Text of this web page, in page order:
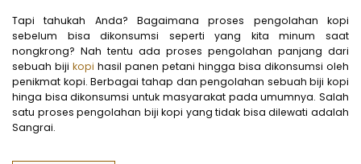
Tapi tahukah Anda? Bagaimana proses pengolahan kopi
sebelum bisa dikonsumsi seperti yang kita minum saat
nongkrong? Nah tentu ada proses pengolahan panjang dari
sebuah biji kopi hasil panen petani hingga bisa dikonsumsi oleh
penikmat kopi. Berbagai tahap dan pengolahan sebuah biji kopi
hinga bisa dikonsumsi untuk masyarakat pada umumnya. Salah
satu proses pengolahan biji kopi yang tidak bisa dilewati adalah
Sangrai.